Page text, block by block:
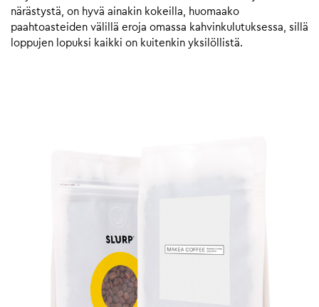
närästystä, on hyvä ainakin kokeilla, huomaako
paahtoasteiden välillä eroja omassa kahvinkulutuksessa, sillä
loppujen lopuksi kaikki on kuitenkin yksilöllistä.